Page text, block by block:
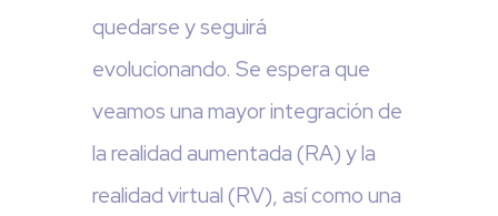
quedarse y seguirá
evolucionando. Se espera que
veamos una mayor integración de
la realidad aumentada (RA) y la
realidad virtual (RV), así como una